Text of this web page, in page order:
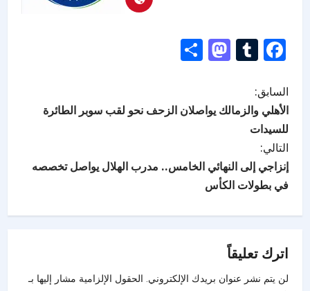
Facebook
Tumblr
Mastodon
السابق:
الأهلي والزمالك يواصلان الزحف نحو لقب سوبر الطائرة
للسيدات
التالي:
إنزاجي إلى النهائي الخامس.. مدرب الهلال يواصل تخصصه
في بطولات الكأس
اترك تعليقاً
لن يتم نشر عنوان بريدك الإلكتروني. الحقول الإلزامية مشار إليها بـ